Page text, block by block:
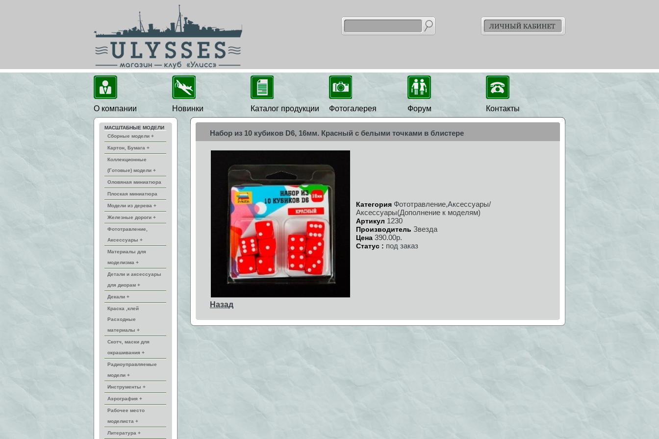
О компании Новинки Каталог продукции Фотогалерея Форум Контакты
МАСШТАБНЫЕ МОДЕЛИ
Сборные модели +
Картон, Бумага +
Коллекционные
(Готовые) модели +
Оловяная миниатюра
Плоская миниатюра
Модели из дерева +
Железные дороги +
Фототравление,
Аксессуары +
Материалы для
моделизма +
Детали и аксессуары
для диорам +
Декали +
Краска ,клей
Расходные
материалы +
Скотч, маски для
окрашивания +
Радиоуправляемые
модели +
Инструменты +
Аэрография +
Рабочее место
моделиста +
Литература +
Набор из 10 кубиков D6, 16мм. Красный с белыми точками в блистере
Категория Фототравление,Аксессуары/
Аксессуары(Дополнение к моделям)
Артикул 1230
Производитель Звезда
Цена 390.00р.
Статус : под заказ
Назад